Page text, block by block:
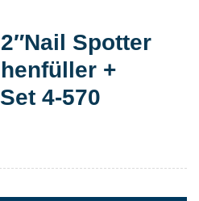
Spotter
+
4-570